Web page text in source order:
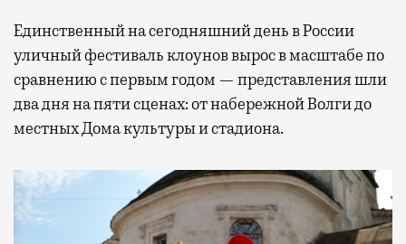
Единственный на сегодняшний день в России
уличный фестиваль клоунов вырос в масштабе по
сравнению с первым годом — представления шли
два дня на пяти сценах: от набережной Волги до
местных Дома культуры и стадиона.